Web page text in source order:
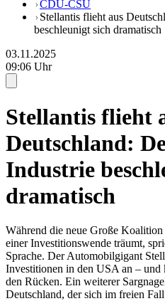
CDU-CSU
Stellantis flieht aus
beschleunigt sich dramatisch
03.11.2025
09:06 Uhr
Stellantis flieht
Deutschland:
Industrie
dramatisch
Während die neue Große
einer Investitionswende träumt,
Sprache. Der Automobilgigant
Investitionen in den USA an – und
den Rücken. Ein weiterer
Deutschland, der sich im freien